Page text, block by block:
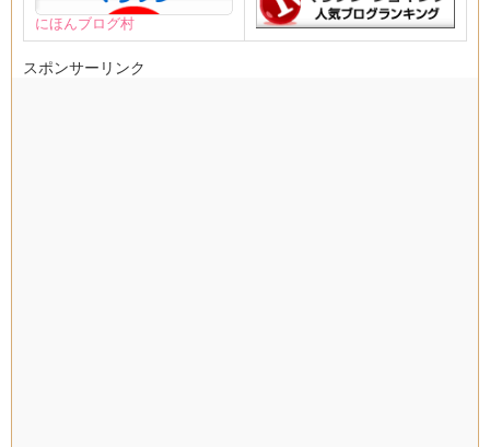
にほんブログ村
スポンサーリンク